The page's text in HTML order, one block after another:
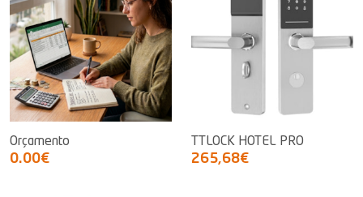
Orçamento
0.00€
TTLOCK HOTEL PRO
265,68€